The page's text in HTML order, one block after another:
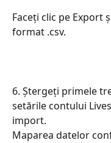
Faceți clic pe Export
format .csv.
6. Ștergeți primele
setările contului
import.
Maparea datelor